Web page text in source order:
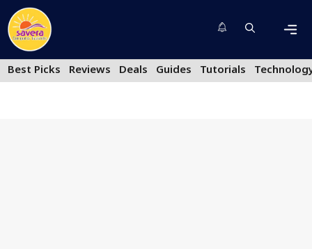
Skip
to
content
Best Picks
Reviews Deals Guides Tutorials